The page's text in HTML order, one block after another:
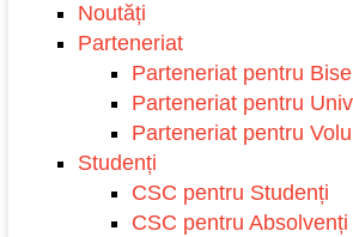
Noutăți
Parteneriat
Parteneriat pentru
Parteneriat pentru
Parteneriat pentru
Studenți
CSC pentru Studenți
CSC pentru Absolvenți